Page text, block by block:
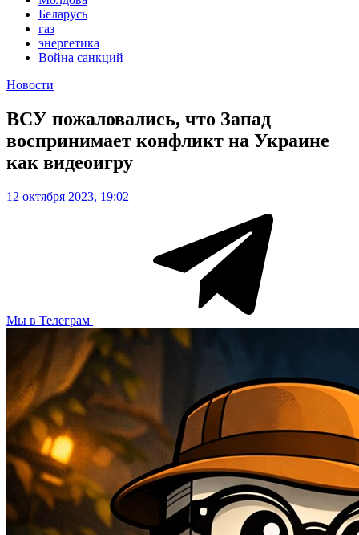
Беларусь
газ
энергетика
Война санкций
Новости
ВСУ пожаловались, что Запад
воспринимает конфликт на Украине
как видеоигру
12 октября 2023, 19:02
Мы в Телеграм